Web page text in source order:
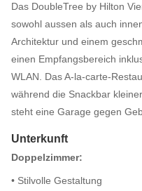
Das DoubleTree by Hilton
sowohl aussen als auch
Architektur und einem
einen Empfangsbereich
WLAN. Das A-la-carte-
während die Snackbar
steht eine Garage gegen
Unterkunft
Doppelzimmer:
• Stilvolle Gestaltung